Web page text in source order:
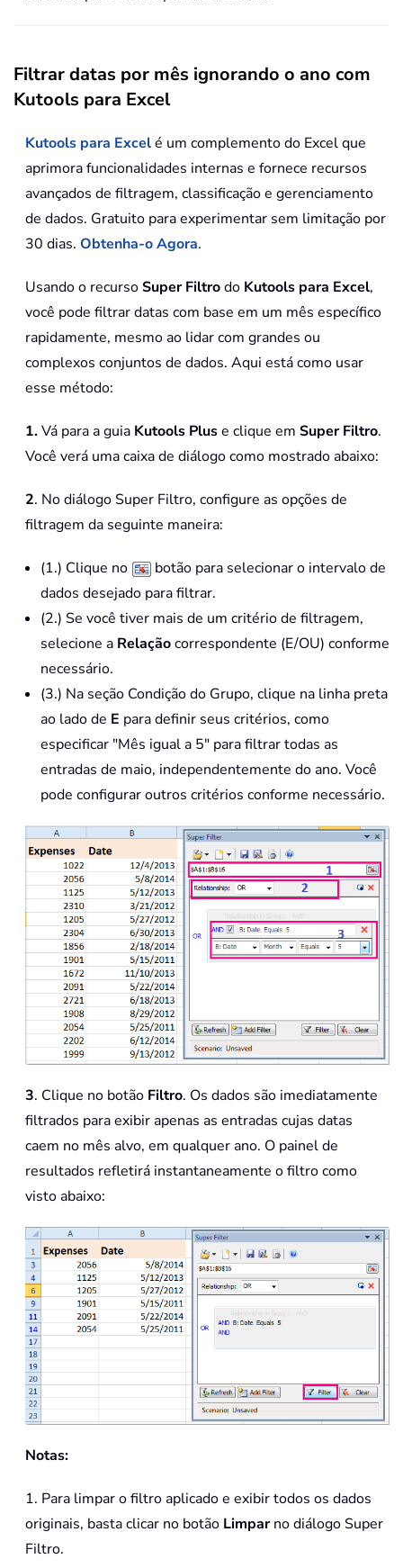
Filtrar datas por mês ignorando o ano com
Kutools para Excel
Kutools para Excelé um complemento do Excel que
aprimora funcionalidades internas e fornece recursos
avançados de filtragem, classificação e gerenciamento
de dados. Gratuito para experimentar sem limitação por
30 dias. Obtenha-o Agora.
Usando o recursoSuper Filtrodo Kutools para Excel,
você pode filtrar datas com base em um mês específico
rapidamente, mesmo ao lidar com grandes ou
complexos conjuntos de dados. Aqui está como usar
esse método:
1.Vá para a guia Kutools Pluse clique em Super Filtro.
Você verá uma caixa de diálogo como mostrado abaixo:
2. No diálogo Super Filtro, configure as opções de
filtragem da seguinte maneira:
(1.) Clique no
botão para selecionar o intervalo de
dados desejado para filtrar.
(2.) Se você tiver mais de um critério de filtragem,
selecione a Relaçãocorrespondente (E/OU) conforme
necessário.
(3.) Na seção Condição do Grupo, clique na linha preta
ao lado de E para definir seus critérios, como
especificar "Mês igual a 5" para filtrar todas as
entradas de maio, independentemente do ano. Você
pode configurar outros critérios conforme necessário.
3. Clique no botão Filtro. Os dados são imediatamente
filtrados para exibir apenas as entradas cujas datas
caem no mês alvo, em qualquer ano. O painel de
resultados refletirá instantaneamente o filtro como
visto abaixo:
Notas:
1. Para limpar o filtro aplicado e exibir todos os dados
originais, basta clicar no botão Limparno diálogo Super
Filtro.